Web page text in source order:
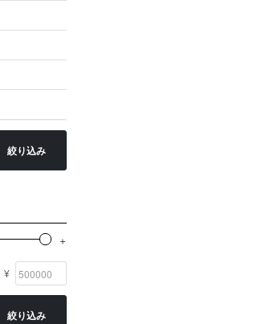
絞り込み
¥
絞り込み